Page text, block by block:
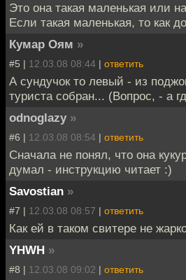
Это она такая маленькая или
Если такая маленькая, то как
Кумар Оям »
#5 | 12.03.08 08:44 | ответить
А сундучок то левый - из
туриста собран... (Вопрос, - а
odnoglazy »
#6 | 12.03.08 08:54 | ответить
Сначала не понял, что она
думал - инструкцию читает :)
Savostian »
#7 | 12.03.08 08:57 | ответить
Как ей в таком свитере не
YHWH »
#8 | 12.03.08 09:02 | ответить